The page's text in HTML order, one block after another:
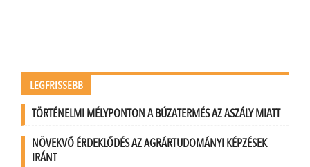
LEGFRISSEBB
TÖRTÉNELMI MÉLYPONTON A BÚZATERMÉS AZ ASZÁLY MIATT
NÖVEKVŐ ÉRDEKLŐDÉS AZ AGRÁRTUDOMÁNYI KÉPZÉSEK
IRÁNT